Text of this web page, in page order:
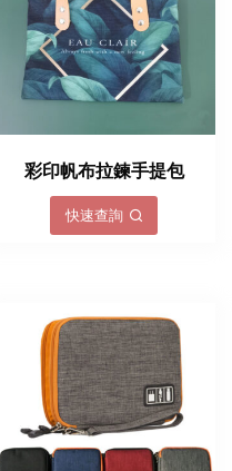
彩印帆布拉鍊手提包
快速查詢